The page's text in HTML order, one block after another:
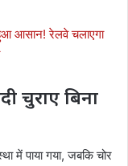
आसान! रेलवे चलाएगा
चुराए बिना
में पाया गया, जबकि चोर